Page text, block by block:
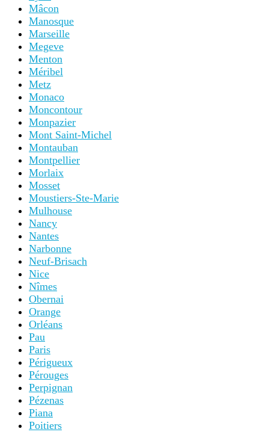
Mâcon
Manosque
Marseille
Megeve
Menton
Méribel
Metz
Monaco
Moncontour
Monpazier
Mont Saint-Michel
Montauban
Montpellier
Morlaix
Mosset
Moustiers-Ste-Marie
Mulhouse
Nancy
Nantes
Narbonne
Neuf-Brisach
Nice
Nîmes
Obernai
Orange
Orléans
Pau
Paris
Périgueux
Pérouges
Perpignan
Pézenas
Piana
Poitiers